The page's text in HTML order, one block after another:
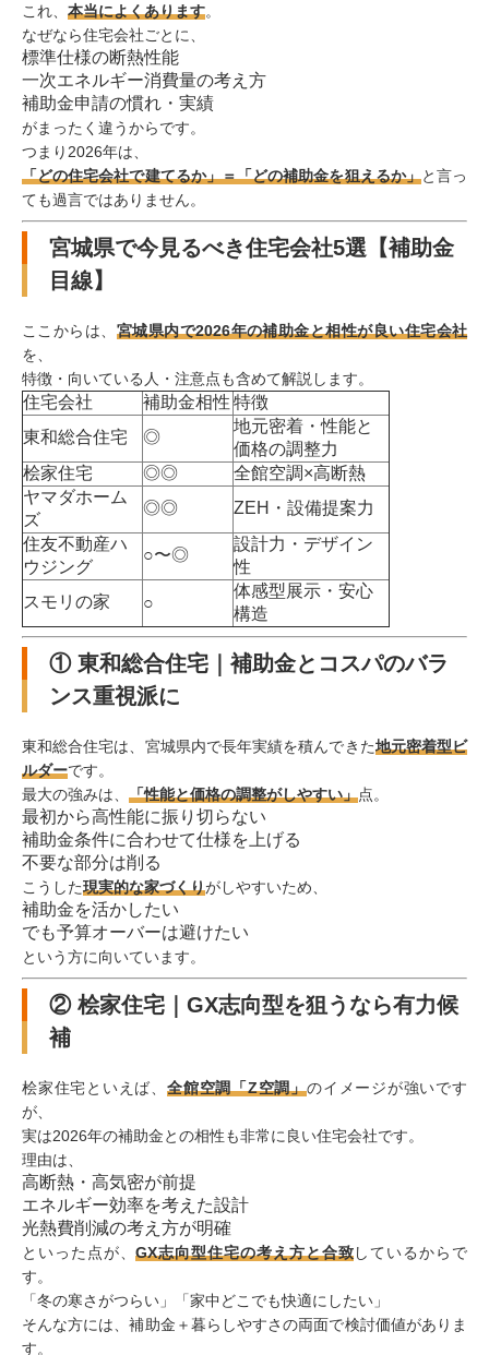
これ、 本当によくあります。
なぜなら住宅会社ごとに、
標準仕様の断熱性能
一次エネルギー消費量の考え方
補助金申請の慣れ・実績
がまったく違うからです。
つまり2026年は、
「どの住宅会社で建てるか」＝「どの補助金を狙えるか」と言っ
ても過言ではありません。
宮城県で今見るべき住宅会社5選【補助金
目線】
ここからは、 宮城県内で2026年の補助金と相性が良い住宅会社
を、
特徴・向いている人・注意点も含めて解説します。
住宅会社 補助金相性 特徴
東和総合住宅
◎
地元密着・性能と
価格の調整力
桧家住宅
◎◎
全館空調×高断熱
ヤマダホーム
ズ
◎◎
ZEH・設備提案力
住友不動産ハ
ウジング
○〜◎
設計力・デザイン
性
スモリの家
○
体感型展示・安心
構造
① 東和総合住宅｜補助金とコスパのバラ
ンス重視派に
東和総合住宅は、宮城県内で長年実績を積んできた地元密着型ビ
ルダーです。
最大の強みは、 「性能と価格の調整がしやすい」点。
最初から高性能に振り切らない
補助金条件に合わせて仕様を上げる
不要な部分は削る
こうした現実的な家づくりがしやすいため、
補助金を活かしたい
でも予算オーバーは避けたい
という方に向いています。
② 桧家住宅｜GX志向型を狙うなら有力候
補
桧家住宅といえば、 全館空調「Z空調」のイメージが強いです
が、
実は2026年の補助金との相性も非常に良い住宅会社です。
理由は、
高断熱・高気密が前提
エネルギー効率を考えた設計
光熱費削減の考え方が明確
といった点が、GX志向型住宅の考え方と合致しているからで
す。
「冬の寒さがつらい」「家中どこでも快適にしたい」
そんな方には、補助金＋暮らしやすさの両面で検討価値がありま
す。